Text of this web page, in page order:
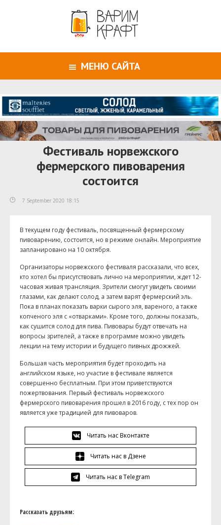
МЕНЮ САЙТА
Фестиваль норвежского
фермерского пивоварения
состоится
7 September 2020 18:15
В текущем году фестиваль, посвященный фермерскому
пивоварению, состоится, но в режиме онлайн. Мероприятие
запланировано на 10 октября.
Организаторы норвежского фестиваля рассказали, что всех,
кто хотел бы присутствовать лично на мероприятии, ждет 12-
часовая живая трансляция. Зрители смогут увидеть своими
глазами, как делают солод, а затем варят фермерский эль.
Пока в планах показать варки сырого эля, вареного, а также
копченого эля с «отварками». Кроме того, должны показать,
как сушится солод для пива. Пивовары будут отвечать на
вопросы зрителей, а также в программе можно увидеть
лекции на тему истории и будущего пивных дрожжей.
Большая часть мероприятия будет проходить на
английском языке, но участие в фестивале является
совершенно бесплатным. При этом приветствуются
пожертвования. Первый фестиваль норвежского
фермерского пивоварения прошел в 2016 году, с тех пор он
является уже традицией для пивоваров.
Читать нас Вконтакте
Читать нас в Дзене
Читать нас в Telegram
Рассказать друзьям: